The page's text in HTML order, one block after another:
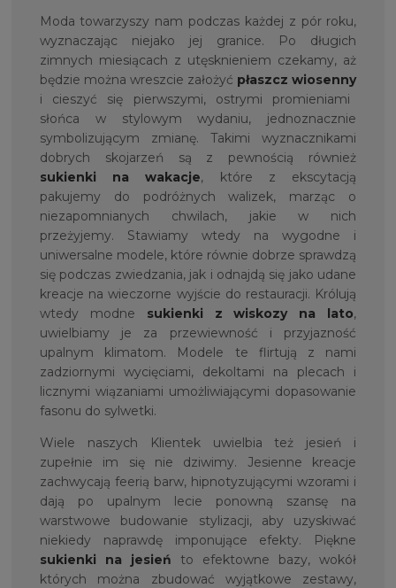
Moda towarzyszy nam podczas każdej z pór roku,
wyznaczając niejako jej granice. Po długich
zimnych miesiącach z utęsknieniem czekamy, aż
będzie można wreszcie założyć płaszcz wiosenny
i cieszyć się pierwszymi, ostrymi promieniami
słońca w stylowym wydaniu, jednoznacznie
symbolizującym zmianę. Takimi wyznacznikami
dobrych skojarzeń są z pewnością również
sukienki na wakacje, które z ekscytacją
pakujemy do podróżnych walizek, marząc o
niezapomnianych chwilach, jakie w nich
przeżyjemy. Stawiamy wtedy na wygodne i
uniwersalne modele, które równie dobrze sprawdzą
się podczas zwiedzania, jak i odnajdą się jako udane
kreacje na wieczorne wyjście do restauracji. Królują
wtedy modne sukienki z wiskozy na lato,
uwielbiamy je za przewiewność i przyjazność
upalnym klimatom. Modele te flirtują z nami
zadziornymi wycięciami, dekoltami na plecach i
licznymi wiązaniami umożliwiającymi dopasowanie
fasonu do sylwetki.
Wiele naszych Klientek uwielbia też jesień i
zupełnie im się nie dziwimy. Jesienne kreacje
zachwycają feerią barw, hipnotyzującymi wzorami i
dają po upalnym lecie ponowną szansę na
warstwowe budowanie stylizacji, aby uzyskiwać
niekiedy naprawdę imponujące efekty. Piękne
sukienki na jesień to efektowne bazy, wokół
których można zbudować wyjątkowe zestawy,